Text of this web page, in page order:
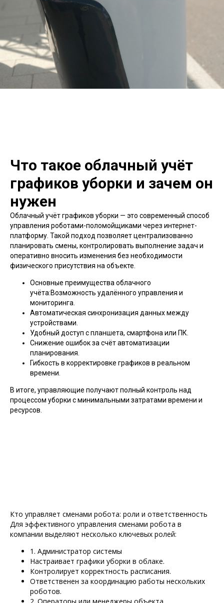
Что такое облачный учёт
графиков уборки и зачем он
нужен
Облачный учёт графиков уборки — это современный способ
управления роботами-поломойщиками через интернет-
платформу. Такой подход позволяет централизованно
планировать смены, контролировать выполнение задач и
оперативно вносить изменения без необходимости
физического присутствия на объекте.
Основные преимущества облачного
учёта:Возможность удалённого управления и
мониторинга.
Автоматическая синхронизация данных между
устройствами.
Удобный доступ с планшета, смартфона или ПК.
Снижение ошибок за счёт автоматизации
планирования.
Гибкость в корректировке графиков в реальном
времени.
В итоге, управляющие получают полный контроль над
процессом уборки с минимальными затратами времени и
ресурсов.
Кто управляет сменами робота: роли и ответственность
Для эффективного управления сменами робота в
компании выделяют несколько ключевых ролей:
1. Администратор системы
Настраивает графики уборки в облаке.
Контролирует корректность расписания.
Ответственен за координацию работы нескольких
роботов.